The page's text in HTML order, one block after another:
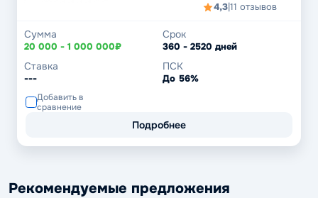
4,3|11 отзывов
Сумма
20 000 - 1 000 000₽
Срок
360 - 2520 дней
Ставка
---
ПСК
До 56%
Добавить в
сравнение
Подробнее
Рекомендуемые предложения